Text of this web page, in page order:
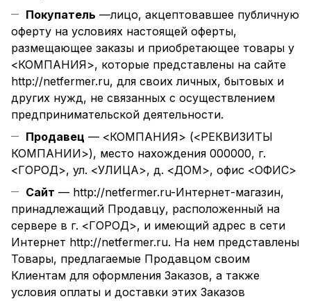
Покупатель —лицо, акцептовавшее публичную
оферту на условиях настоящей оферты,
размещающее заказы и приобретающее товары у
<КОМПАНИЯ>, которые представлены на сайте
http://netfermer.ru, для своих личных, бытовых и
других нужд, не связанных с осуществлением
предпринимательской деятельности.
Продавец — <КОМПАНИЯ> (<РЕКВИЗИТЫ
КОМПАНИИ>), место нахождения 000000, г.
<ГОРОД>, ул. <УЛИЦА>, д. <ДОМ>, офис <ОФИС>
Сайт — http://netfermer.ru-Интернет-магазин,
принадлежащий Продавцу, расположенный на
сервере в г. <ГОРОД>, и имеющий адрес в сети
Интернет http://netfermer.ru. На нем представлены
Товары, предлагаемые Продавцом своим
Клиентам для оформления Заказов, а также
условия оплаты и доставки этих Заказов